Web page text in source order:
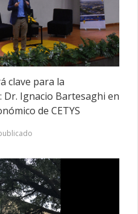
clave para la
Dr. Ignacio Bartesaghi en
de CETYS